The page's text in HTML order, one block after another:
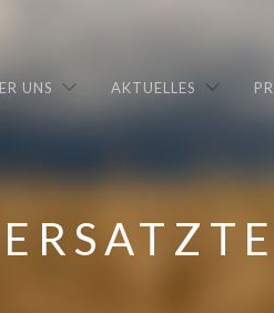
UNS AKTUELLES